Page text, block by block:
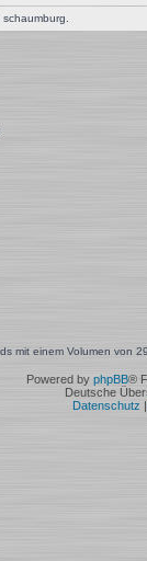
mit einem Volumen von
Powered by phpBB®
Deutsche
Datenschutz |